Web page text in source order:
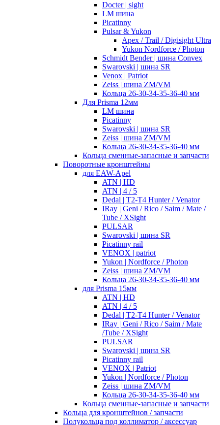
Docter | sight
LM шина
Picatinny
Pulsar & Yukon
Apex / Trail / Digisight Ultra
Yukon Nordforce / Photon
Schmidt Bender | шина Convex
Swarovski | шина SR
Venox | Patriot
Zeiss | шина ZM/VM
Кольца 26-30-34-35-36-40 мм
Для Prisma 12мм
LM шина
Picatinny
Swarovski | шина SR
Zeiss | шина ZM/VM
Кольца 26-30-34-35-36-40 мм
Кольца сменные-запасные и запчасти
Поворотные кронштейны
для EAW-Apel
ATN | HD
ATN | 4 / 5
Dedal | T2-T4 Hunter / Venator
IRay | Geni / Rico / Saim / Mate /
Tube / XSight
PULSAR
Swarovski | шина SR
Picatinny rail
VENOX | patriot
Yukon | Nordforce / Photon
Zeiss | шина ZM/VM
Кольца 26-30-34-35-36-40 мм
для Prisma 15мм
ATN | HD
ATN | 4 / 5
Dedal | T2-T4 Hunter / Venator
IRay | Geni / Rico / Saim / Mate
/Tube / XSight
PULSAR
Swarovski | шина SR
Picatinny rail
VENOX | Patriot
Yukon | Nordforce / Photon
Zeiss | шина ZM/VM
Кольца 26-30-34-35-36-40 мм
Кольца сменные-запасные и запчасти
Кольца для кронштейнов / запчасти
Полукольца под коллиматор / аксессуар